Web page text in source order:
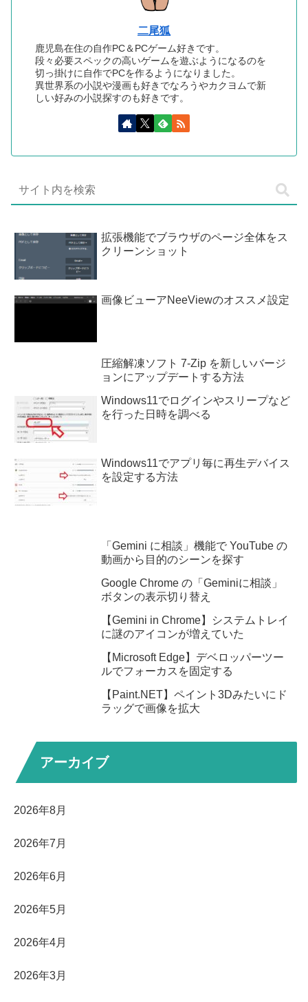
二尾狐
鹿児島在住の自作PC＆PCゲーム好きです。
段々必要スペックの高いゲームを遊ぶようになるのを
切っ掛けに自作でPCを作るようになりました。
異世界系の小説や漫画も好きでなろうやカクヨムで新
しい好みの小説探すのも好きです。
拡張機能でブラウザのページ全体をス
クリーンショット
画像ビューアNeeViewのオススメ設定
圧縮解凍ソフト 7-Zip を新しいバージ
ョンにアップデートする方法
Windows11でログインやスリープなど
を行った日時を調べる
Windows11でアプリ毎に再生デバイス
を設定する方法
「Gemini に相談」機能で YouTube の
動画から目的のシーンを探す
Google Chrome の「Geminiに相談」
ボタンの表示切り替え
【Gemini in Chrome】システムトレイ
に謎のアイコンが増えていた
【Microsoft Edge】デベロッパーツー
ルでフォーカスを固定する
【Paint.NET】ペイント3Dみたいにド
ラッグで画像を拡大
アーカイブ
2026年8月
2026年7月
2026年6月
2026年5月
2026年4月
2026年3月